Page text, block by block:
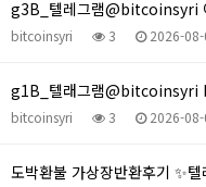
g3B_텔레그램@bitcoinsyri
bitcoinsyri 3 2026-08-
g1B_텔래그램
bitcoinsyri 3 2026-08-
도박환불 가상장반환후기 ✨